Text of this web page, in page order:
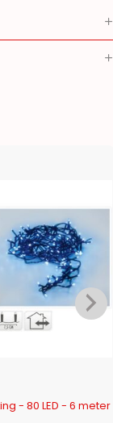
- 80 LED - 6 meter